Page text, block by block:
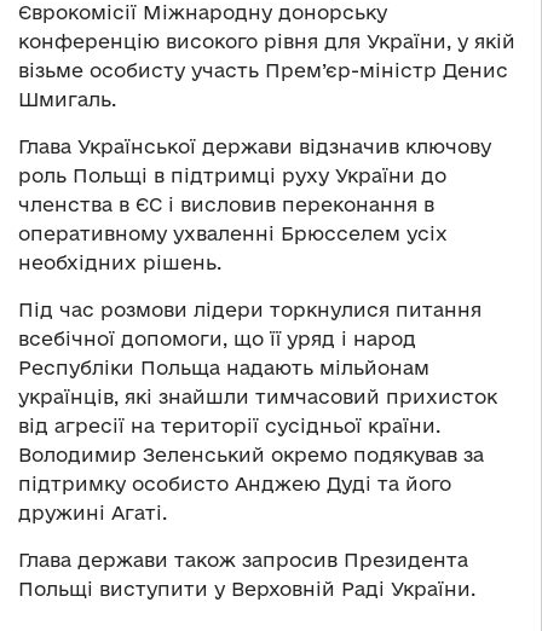
Єврокомісії Міжнародну донорську
конференцію високого рівня для України, у якій
візьме особисту участь Прем’єр-міністр Денис
Шмигаль.
Глава Української держави відзначив ключову
роль Польщі в підтримці руху України до
членства в ЄС і висловив переконання в
оперативному ухваленні Брюсселем усіх
необхідних рішень.
Під час розмови лідери торкнулися питання
всебічної допомоги, що її уряд і народ
Республіки Польща надають мільйонам
українців, які знайшли тимчасовий прихисток
від агресії на території сусідньої країни.
Володимир Зеленський окремо подякував за
підтримку особисто Анджею Дуді та його
дружині Агаті.
Глава держави також запросив Президента
Польщі виступити у Верховній Раді України.